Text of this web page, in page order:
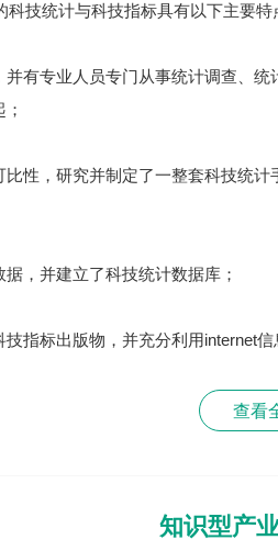
科技统计与科技指标具有以下主要特
有专业人员专门从事统计调查、
性，研究并制定了一整套科技统
，并建立了科技统计数据库；
指标出版物，并充分利用internet
查看
知识型产